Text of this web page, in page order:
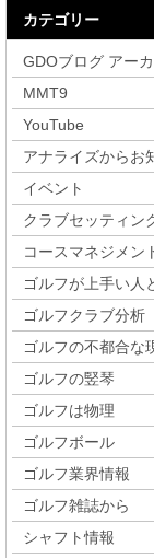
カテゴリー
GDOブログ アー
MMT9
YouTube
アナライズからお
イベント
クラブセッティン
コースマネジメン
ゴルフが上手い人
ゴルフクラブ分析
ゴルフの不都合な
ゴルフの竪琴
ゴルフは物理
ゴルフボール
ゴルフ業界情報
ゴルフ雑誌から
シャフト情報